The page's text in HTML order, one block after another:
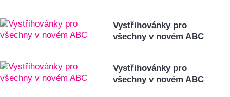
Vystřihovánky pro
všechny v novém ABC
Vystřihovánky pro
všechny v novém ABC